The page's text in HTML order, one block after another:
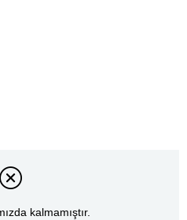
kalmamıştır.